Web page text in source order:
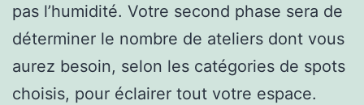
pas l’humidité. Votre second phase sera de
déterminer le nombre de ateliers dont vous
aurez besoin, selon les catégories de spots
choisis, pour éclairer tout votre espace.